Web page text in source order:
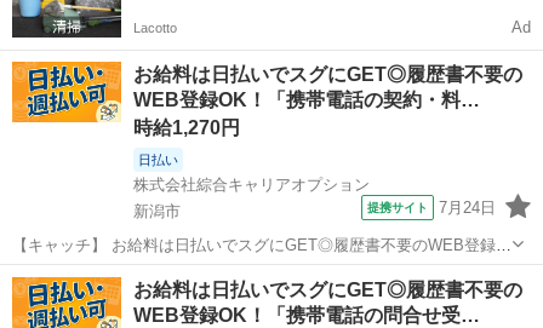
Lacotto Ad
お給料は日払いでスグにGET◎履歴書不要の
WEB登録OK！「携帯電話の契約・料…
時給1,270円
日払い
株式会社綜合キャリアオプション
新潟市
提携サイト 7月24日
【キャッチ】 お給料は日払いでスグにGET◎履歴書不要のWEB登録
OK！「携帯電話の契約・料金の問合せ対応」高時給1270円！新潟周
辺！20代～40代のスタッフが多数活躍中★ 【コメント】 製造のお仕
事をお探しの方必見！ ...
新潟 新潟市 その他
お給料は日払いでスグにGET◎履歴書不要の
WEB登録OK！「携帯電話の問合せ受…